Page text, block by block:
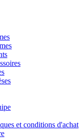
et conditions d'achat